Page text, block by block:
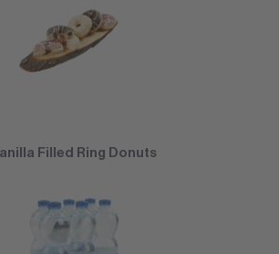
Filled Ring Donuts